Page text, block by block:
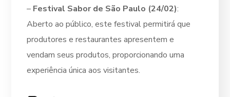
– Festival Sabor de São Paulo (24/02):
Aberto ao público, este festival permitirá que
produtores e restaurantes apresentem e
vendam seus produtos, proporcionando uma
experiência única aos visitantes.